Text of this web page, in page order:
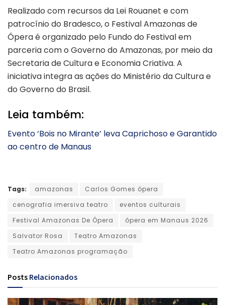
Realizado com recursos da Lei Rouanet e com
patrocínio do Bradesco, o Festival Amazonas de
Ópera é organizado pelo Fundo do Festival em
parceria com o Governo do Amazonas, por meio da
Secretaria de Cultura e Economia Criativa. A
iniciativa integra as ações do Ministério da Cultura e
do Governo do Brasil.
Leia também:
Evento ‘Bois no Mirante’ leva Caprichoso e Garantido
ao centro de Manaus
Tags: amazonas
Carlos Gomes ópera
cenografia imersiva teatro
eventos culturais
Festival Amazonas De Ópera
ópera em Manaus 2026
Salvator Rosa
Teatro Amazonas
Teatro Amazonas programação
Posts Relacionados